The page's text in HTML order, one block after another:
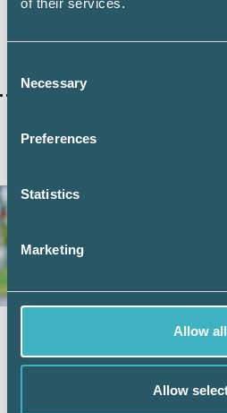
of their services.
Selection
Necessary
Preferences
Statistics
Marketing
Allow all
Allow
Vad kan
8 juni 2026
Arbetsgivare kan erbjuda sina